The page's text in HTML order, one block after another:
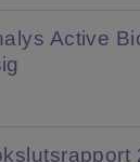
Active